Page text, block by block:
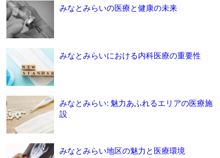
みなとみらいの医療と健康の未来
みなとみらいにおける内科医療の重要性
みなとみらい: 魅力あふれるエリアの医療施
設
みなとみらい地区の魅力と医療環境